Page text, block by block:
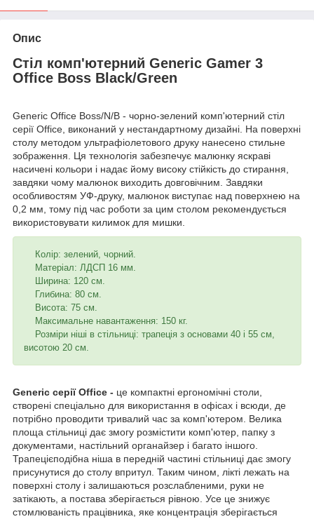
Опис
Стіл комп'ютерний Generic Gamer 3
Office Boss Black/Green
Generic Office Boss/N/B - чорно-зелений комп'ютерний стіл
серії Office, виконаний у нестандартному дизайні. На поверхні
столу методом ультрафіолетового друку нанесено стильне
зображення. Ця технологія забезпечує малюнку яскраві
насичені кольори і надає йому високу стійкість до стирання,
завдяки чому малюнок виходить довговічним. Завдяки
особливостям УФ-друку, малюнок виступає над поверхнею на
0,2 мм, тому під час роботи за цим столом рекомендується
використовувати килимок для мишки.
Колір: зелений, чорний.
Матеріал: ЛДСП 16 мм.
Ширина: 120 см.
Глибина: 80 см.
Висота: 75 см.
Максимальне навантаження: 150 кг.
Розміри ніші в стільниці: трапеція з основами 40 і 55 см,
висотою 20 см.
Generic серії Office - це компактні ергономічні столи,
створені спеціально для використання в офісах і всюди, де
потрібно проводити тривалий час за комп'ютером. Велика
площа стільниці дає змогу розмістити комп'ютер, папку з
документами, настільний органайзер і багато іншого.
Трапецієподібна ніша в передній частині стільниці дає змогу
присунутися до столу впритул. Таким чином, лікті лежать на
поверхні столу і залишаються розслабленими, руки не
затікають, а постава зберігається рівною. Усе це знижує
стомлюваність працівника, яке концентрація зберігається